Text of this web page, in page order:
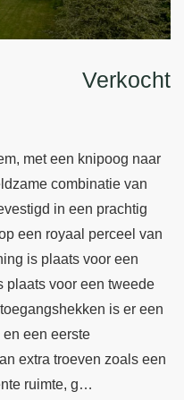
Verkocht
met een knipoog naar
combinatie van
in een prachtig
een royaal perceel van
is plaats voor een
plaats voor een tweede
is er een
een eerste
extra troeven zoals een
ruimte, g…